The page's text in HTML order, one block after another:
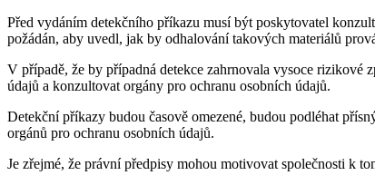
Před vydáním detekčního příkazu musí být poskytovatel
požádán, aby uvedl, jak by odhalování takových materiálů
V případě, že by případná detekce zahrnovala vysoce rizikové
údajů a konzultovat orgány pro ochranu osobních údajů.
Detekční příkazy budou časově omezené, budou podléhat
orgánů pro ochranu osobních údajů.
Je zřejmé, že právní předpisy mohou motivovat společnosti k